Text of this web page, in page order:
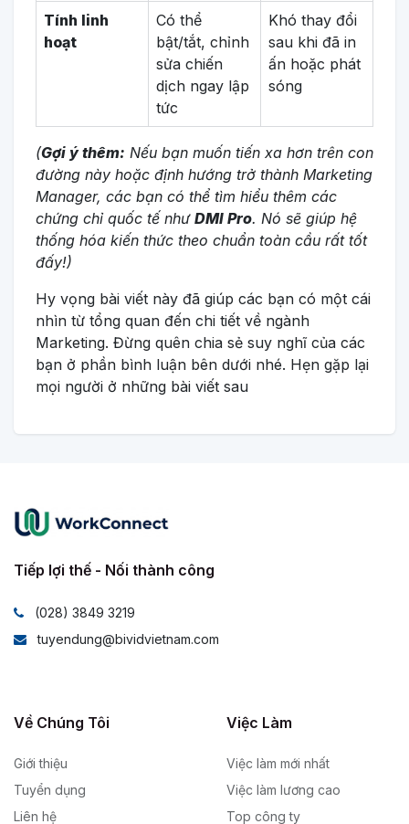
Tính linh
hoạt
Có thể
bật/tắt, chỉnh
sửa chiến
dịch ngay lập
tức
Khó thay đổi
sau khi đã in
ấn hoặc phát
sóng
(Gợi ý thêm: Nếu bạn muốn tiến xa hơn trên con
đường này hoặc định hướng trở thành Marketing
Manager, các bạn có thể tìm hiểu thêm các
chứng chỉ quốc tế như DMI Pro. Nó sẽ giúp hệ
thống hóa kiến thức theo chuẩn toàn cầu rất tốt
đấy!)
Hy vọng bài viết này đã giúp các bạn có một cái
nhìn từ tổng quan đến chi tiết về ngành
Marketing. Đừng quên chia sẻ suy nghĩ của các
bạn ở phần bình luận bên dưới nhé. Hẹn gặp lại
mọi người ở những bài viết sau
Tiếp lợi thế - Nối thành công
(028) 3849 3219
tuyendung@bividvietnam.com
Về Chúng Tôi
Giới thiệu
Tuyển dụng
Liên hệ
Việc Làm
Việc làm mới nhất
Việc làm lương cao
Top công ty